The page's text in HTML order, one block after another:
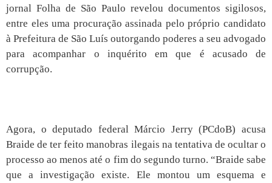
jornal Folha de São Paulo revelou documentos sigilosos,
entre eles uma procuração assinada pelo próprio candidato
à Prefeitura de São Luís outorgando poderes a seu advogado
para acompanhar o inquérito em que é acusado de
corrupção.
Agora, o deputado federal Márcio Jerry (PCdoB) acusa
Braide de ter feito manobras ilegais na tentativa de ocultar o
processo ao menos até o fim do segundo turno. “Braide sabe
que a investigação existe. Ele montou um esquema e